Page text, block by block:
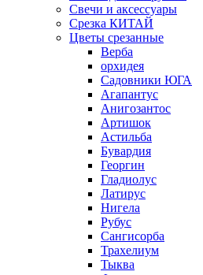
Свечи и аксессуары
Срезка КИТАЙ
Цветы срезанные
Верба
орхидея
Садовники ЮГА
Агапантус
Анигозантос
Артишок
Астильба
Бувардия
Георгин
Гладиолус
Латирус
Нигела
Рубус
Сангисорба
Трахелиум
Тыква